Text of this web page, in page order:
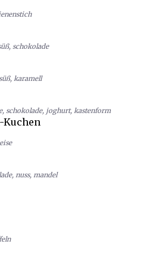
, schokolade
, karamell
, schokolade, joghurt, kastenform
Kuchen
, nuss, mandel